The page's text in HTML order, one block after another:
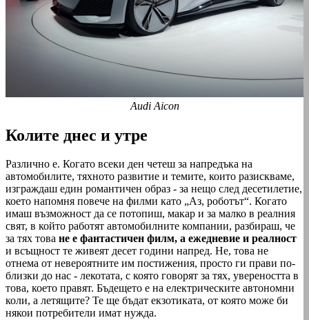
Audi Aicon
Колите днес и утре
Различно е. Когато всеки ден четеш за напредъка на
автомобилите, тяхното развитие и темите, които разискваме,
изграждаш един романтичен образ - за нещо след десетилетие,
което напомня повече на филми като „Аз, роботът“. Когато
имаш възможност да се потопиш, макар и за малко в реалния
свят, в който работят автомобилните компании, разбираш, че
за тях това не е фантастичен филм, а ежедневие и реалност
и всъщност те живеят десет години напред. Не, това не
отнема от невероятните им постижения, просто ги прави по-
близки до нас - лекотата, с която говорят за тях, увереността в
това, което правят. Бъдещето е на електрическите автономни
коли, а летящите? Те ще бъдат екзотиката, от която може би
някои потребители имат нужда.